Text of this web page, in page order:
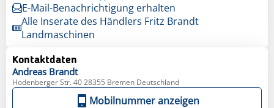
E-Mail-Benachrichtigung erhalten
Alle Inserate des Händlers Fritz Brandt
Landmaschinen
Kontaktdaten
Andreas Brandt
Hodenberger Str. 40 28355 Bremen Deutschland
Mobilnummer anzeigen